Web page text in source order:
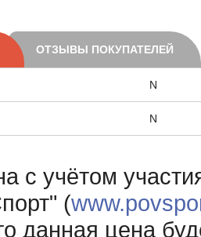
ОТЗЫВЫ ПОКУПАТЕЛЕЙ
N
N
с учётом
(
данная цена